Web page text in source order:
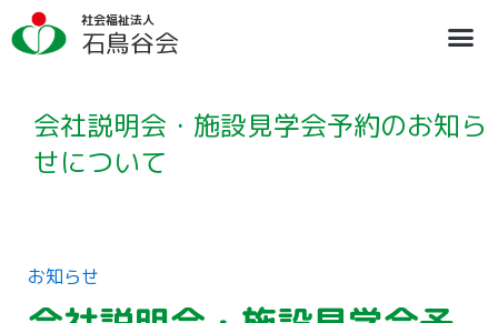
容
を
社会福祉法人
石鳥谷会
会社説明会・施設見学会予約のお知ら
せについて
お知らせ
ア
ー
カ